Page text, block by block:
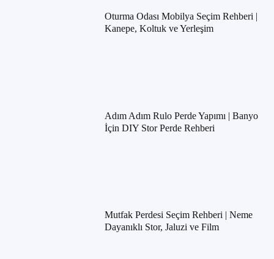
Oturma Odası Mobilya Seçim Rehberi |
Kanepe, Koltuk ve Yerleşim
Adım Adım Rulo Perde Yapımı | Banyo
İçin DIY Stor Perde Rehberi
Mutfak Perdesi Seçim Rehberi | Neme
Dayanıklı Stor, Jaluzi ve Film